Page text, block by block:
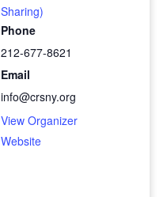
Sharing)
Phone
212-677-8621
Email
info@crsny.org
View Organizer
Website